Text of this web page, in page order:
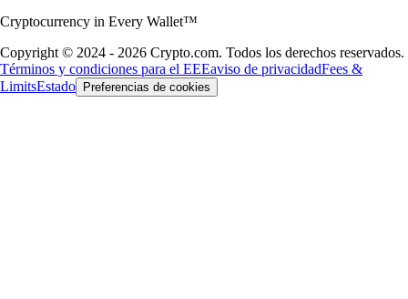
Cryptocurrency in Every Wallet™
Copyright © 2024 - 2026 Crypto.com. Todos los derechos reservados.
Términos y condiciones para el EEEaviso de privacidadFees &
LimitsEstado Preferencias de cookies